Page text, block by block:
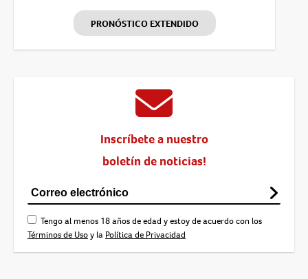
PRONÓSTICO EXTENDIDO
Inscríbete a nuestro
boletín de noticias!
Tengo al menos 18 años de edad y estoy de acuerdo con los
Términos de Usoy la Política de Privacidad